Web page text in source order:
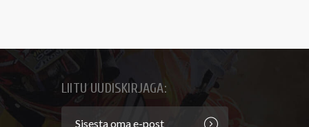
LIITU UUDISKIRJAGA: